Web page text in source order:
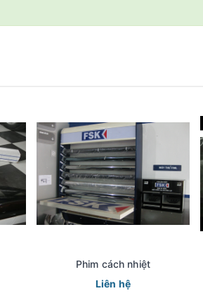
Phim cách nhiệt
Liên hệ